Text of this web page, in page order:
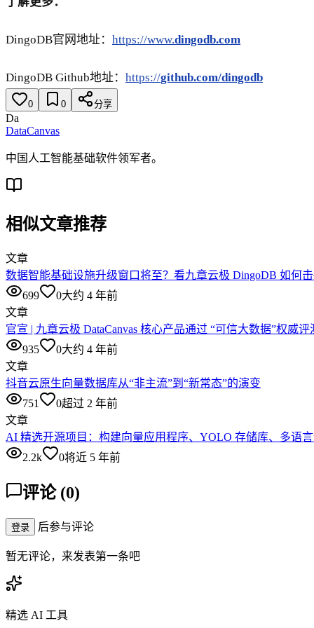
DingoDB官网地址： https://www.dingodb.com
DingoDB Github地址： https://github.com/dingodb
0 0 分享
Da
DataCanvas
中国人工智能基础软件领军者。
相似文章推荐
文章
数据智能基础设施升级窗口将至？看九章云极 DingoDB 如何
699
0大约 4 年前
文章
官宣 | 九章云极 DataCanvas 核心产品通过 “可信大数据”权威评
935
0大约 4 年前
文章
抖音云原生向量数据库从“非主流”到“新常态”的演变
751
0超过 2 年前
文章
AI 精选开源项目：构建向量应用程序、YOLO 存储库、多语
2.2k
0将近 5 年前
评论 (0)
登录 后参与评论
暂无评论，来发表第一条吧
精选 AI 工具